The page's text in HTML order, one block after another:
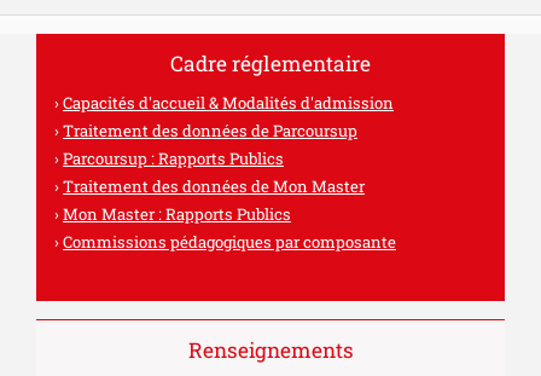
Cadre réglementaire
Capacités d'accueil & Modalités d'admission
Traitement des données de Parcoursup
Parcoursup : Rapports Publics
Traitement des données de Mon Master
Mon Master : Rapports Publics
Commissions pédagogiques par composante
Renseignements